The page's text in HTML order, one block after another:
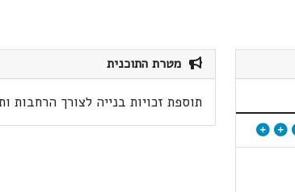
מטרת התוכנית
תוספת זכויות בנייה לצורך הרחבות